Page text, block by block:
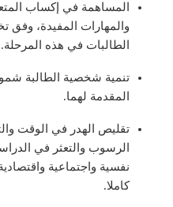
المساهمة في إكساب
والمهارات المفيدة،
الطالبات في هذه المرحلة.
تنمية شخصية الطالبة
المقدمة لهما.
تقليص الهدر في الوقت
الرسوب والتعثر في
نفسية واجتماعية
كاملا.